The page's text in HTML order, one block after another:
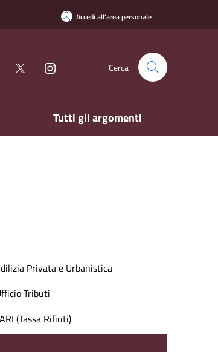
Accedi all'area personale
Cerca
Tutti gli argomenti
Privata e Urbanistica
Tributi
(Tassa Rifiuti)